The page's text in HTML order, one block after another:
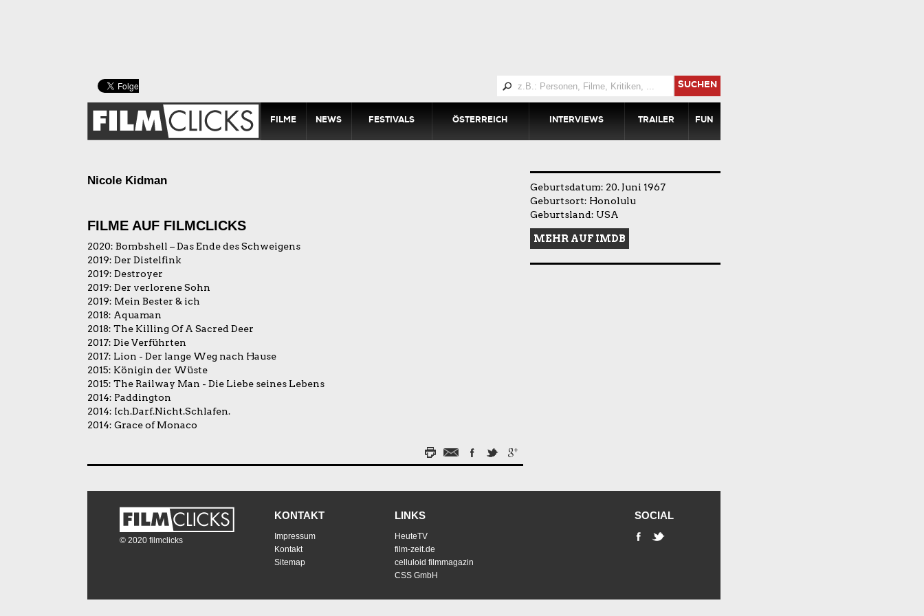
SUCHEN
FILME NEWS FESTIVALS ÖSTERREICH INTERVIEWS TRAILER FUN
Nicole Kidman
FILME AUF FILMCLICKS
2020: Bombshell – Das Ende des Schweigens
2019: Der Distelfink
2019: Destroyer
2019: Der verlorene Sohn
2019: Mein Bester & ich
2018: Aquaman
2018: The Killing Of A Sacred Deer
2017: Die Verführten
2017: Lion - Der lange Weg nach Hause
2015: Königin der Wüste
2015: The Railway Man - Die Liebe seines Lebens
2014: Paddington
2014: Ich.Darf.Nicht.Schlafen.
2014: Grace of Monaco
Geburtsdatum: 20. Juni 1967
Geburtsort: Honolulu
Geburtsland: USA
MEHR AUF IMDB
© 2020 filmclicks
KONTAKT
Impressum
Kontakt
Sitemap
LINKS
HeuteTV
film-zeit.de
celluloid filmmagazin
CSS GmbH
SOCIAL